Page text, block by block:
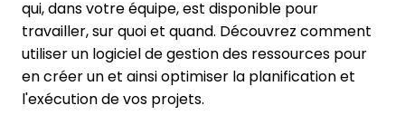
qui, dans votre équipe, est disponible pour
travailler, sur quoi et quand. Découvrez comment
utiliser un logiciel de gestion des ressources pour
en créer un et ainsi optimiser la planification et
l'exécution de vos projets.